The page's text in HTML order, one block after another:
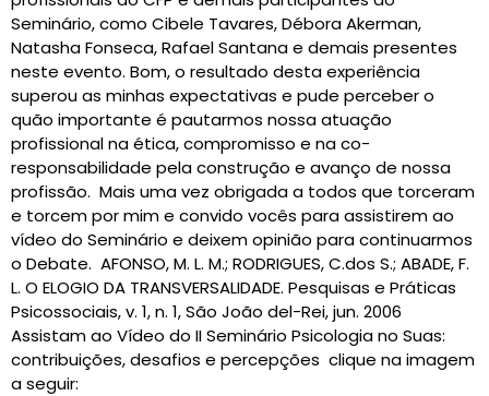
Seminário, como Cibele Tavares, Débora Akerman,
Natasha Fonseca, Rafael Santana e demais presentes
neste evento. Bom, o resultado desta experiência
superou as minhas expectativas e pude perceber o
quão importante é pautarmos nossa atuação
profissional na ética, compromisso e na co-
responsabilidade pela construção e avanço de nossa
profissão. Mais uma vez obrigada a todos que torceram
e torcem por mim e convido vocês para assistirem ao
vídeo do Seminário e deixem opinião para continuarmos
o Debate. AFONSO, M. L. M.; RODRIGUES, C.dos S.; ABADE, F.
L. O ELOGIO DA TRANSVERSALIDADE. Pesquisas e Práticas
Psicossociais, v. 1, n. 1, São João del-Rei, jun. 2006
Assistam ao Vídeo do II Seminário Psicologia no Suas:
contribuições, desafios e percepções clique na imagem
a seguir: